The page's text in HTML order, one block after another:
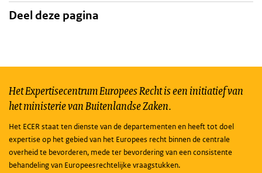
Deel deze pagina
Het Expertisecentrum Europees Recht is een initiatief van
het ministerie van Buitenlandse Zaken.
Het ECER staat ten dienste van de departementen en heeft tot doel
expertise op het gebied van het Europees recht binnen de centrale
overheid te bevorderen, mede ter bevordering van een consistente
behandeling van Europeesrechtelijke vraagstukken.